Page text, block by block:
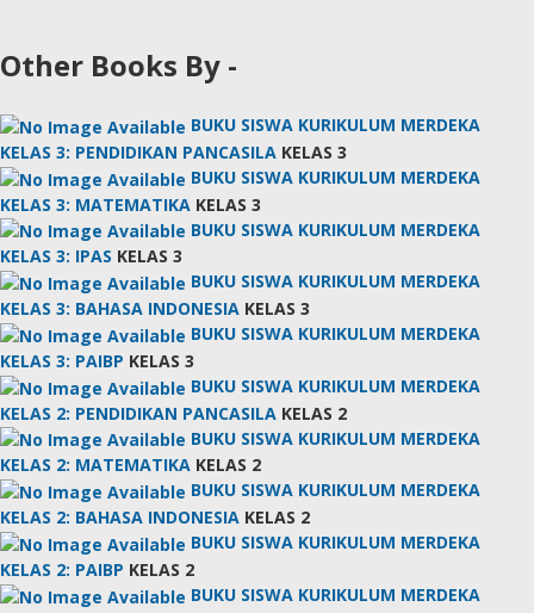
Other Books By -
BUKU SISWA KURIKULUM MERDEKA
KELAS 3: PENDIDIKAN PANCASILA KELAS 3
BUKU SISWA KURIKULUM MERDEKA
KELAS 3: MATEMATIKA KELAS 3
BUKU SISWA KURIKULUM MERDEKA
KELAS 3: IPAS KELAS 3
BUKU SISWA KURIKULUM MERDEKA
KELAS 3: BAHASA INDONESIA KELAS 3
BUKU SISWA KURIKULUM MERDEKA
KELAS 3: PAIBP KELAS 3
BUKU SISWA KURIKULUM MERDEKA
KELAS 2: PENDIDIKAN PANCASILA KELAS 2
BUKU SISWA KURIKULUM MERDEKA
KELAS 2: MATEMATIKA KELAS 2
BUKU SISWA KURIKULUM MERDEKA
KELAS 2: BAHASA INDONESIA KELAS 2
BUKU SISWA KURIKULUM MERDEKA
KELAS 2: PAIBP KELAS 2
BUKU SISWA KURIKULUM MERDEKA